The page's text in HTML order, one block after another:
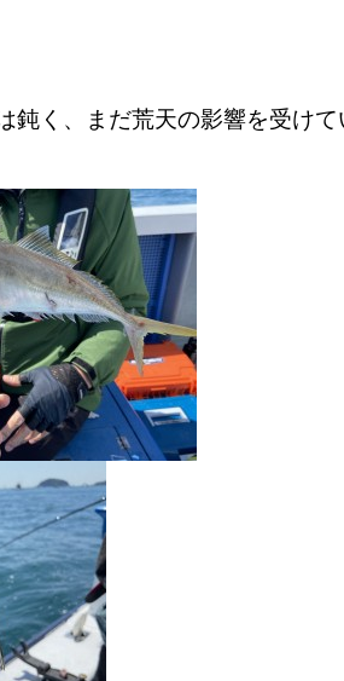
鈍く、まだ荒天の影響を受け